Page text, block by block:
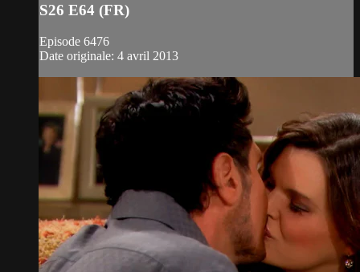
S26 E64 (FR)
Episode 6476
Date originale: 4 avril 2013